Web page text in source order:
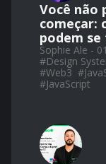
Você não
começar:
podem
Sophie Ale -
#Design
#Web3 #
#JavaScript